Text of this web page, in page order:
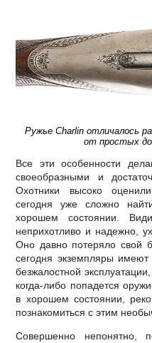
Ружье Charlin отличалось
от простых до
Все эти особенности
своеобразными и
Охотники высоко
сегодня уже сложно
хорошем состоянии.
неприхотливо и надежно,
Оно давно потеряло свой
сегодня экземпляры
безжалостной
когда-либо попадется
в хорошем состоянии,
познакомиться с этим
Совершенно непонятно,